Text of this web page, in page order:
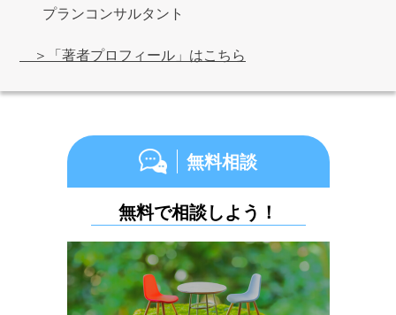
プランコンサルタント
＞「著者プロフィール」はこちら
無料相談
無料で相談しよう！